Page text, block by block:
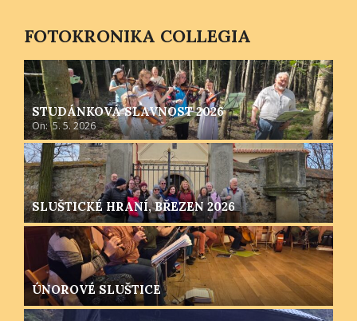
FOTOKRONIKA COLLEGIA
STUDÁNKOVÁ SLAVNOST 2026
On: 5. 5. 2026
SLUŠTICKÉ HRANÍ, BŘEZEN 2026
ÚNOROVÉ SLUŠTICE